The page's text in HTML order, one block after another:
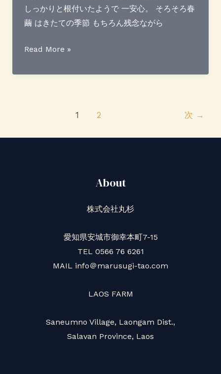
ッ
ク
しっかりと根付いたようで 一安心。 そろそろ春
繭 はきたての季節 もちろん残念ながら
お
前
Read More »
1 2 次 →
About
株式会社丸杉
愛知県安城市御幸本町7-15
TEL 0566 76 6261
MAIL info＠marusugi-tao.com
LAOS FARM
Saneumno Village, Laongam Dist.,
Salavan Province, Laos